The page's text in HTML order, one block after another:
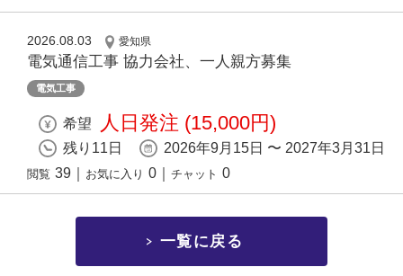
2026.08.03 愛知県
電気通信工事 協力会社、一人親方募集
電気工事
希望 人日発注 (15,000円)
残り11日 2026年9月15日 〜 2027年3月31日
閲覧 39 お気に入り 0 チャット 0
一覧に戻る